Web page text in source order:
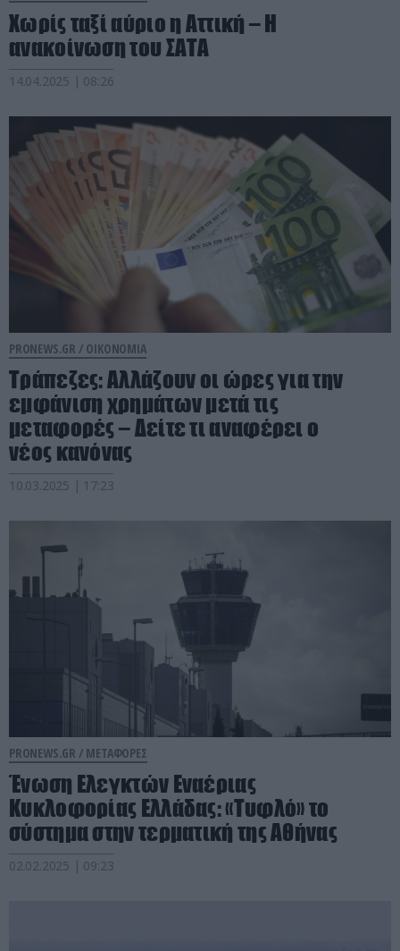
Χωρίς ταξί αύριο η Αττική – Η
ανακοίνωση του ΣΑΤΑ
14.04.2025 | 08:26
PRONEWS.GR / ΟΙΚΟΝΟΜΙΑ
Τράπεζες: Αλλάζουν οι ώρες για την
εμφάνιση χρημάτων μετά τις
μεταφορές – Δείτε τι αναφέρει ο
νέος κανόνας
10.03.2025 | 17:23
PRONEWS.GR / ΜΕΤΑΦΟΡΕΣ
Ένωση Ελεγκτών Εναέριας
Κυκλοφορίας Ελλάδας: «Τυφλό» το
σύστημα στην τερματική της Αθήνας
02.02.2025 | 09:23